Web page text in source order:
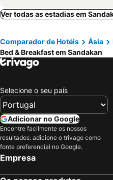
Ver todas as estadias em
Comparador de Hotéis Ásia
Bed & Breakfast em Sandakan
Selecione o seu país
Adicionar no Google
Encontre facilmente os nossos
resultados: adicione o trivago como
fonte preferencial no Google.
Empresa